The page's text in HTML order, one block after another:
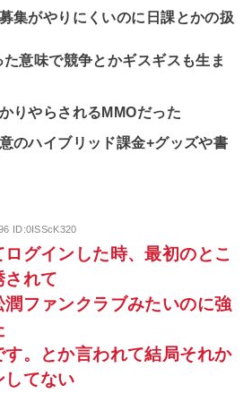
集がやりにくいのに日課とかの扱
意味で競争とかギスギスも生ま
りやらされるMMOだった
のハイブリッド課金+グッズや書
ID:0ISScK320
グインした時、最初のとこ
されて
潤ファンクラブみたいのに強
。とか言われて結局それか
してない